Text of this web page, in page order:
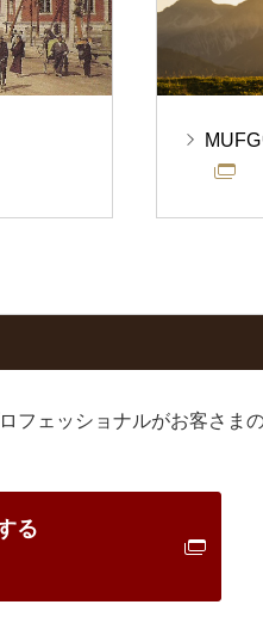
フェッショナルがお客さま
る